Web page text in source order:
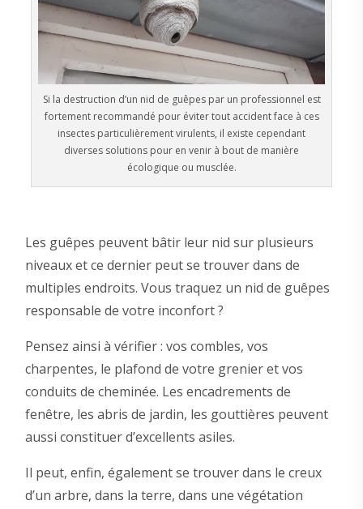
Si la destruction d’un nid de guêpes par un professionnel est
fortement recommandé pour éviter tout accident face à ces
insectes particulièrement virulents, il existe cependant
diverses solutions pour en venir à bout de manière
écologique ou musclée.
Les guêpes peuvent bâtir leur nid sur plusieurs
niveaux et ce dernier peut se trouver dans de
multiples endroits. Vous traquez un nid de guêpes
responsable de votre inconfort ?
Pensez ainsi à vérifier : vos combles, vos
charpentes, le plafond de votre grenier et vos
conduits de cheminée. Les encadrements de
fenêtre, les abris de jardin, les gouttières peuvent
aussi constituer d’excellents asiles.
Il peut, enfin, également se trouver dans le creux
d’un arbre, dans la terre, dans une végétation